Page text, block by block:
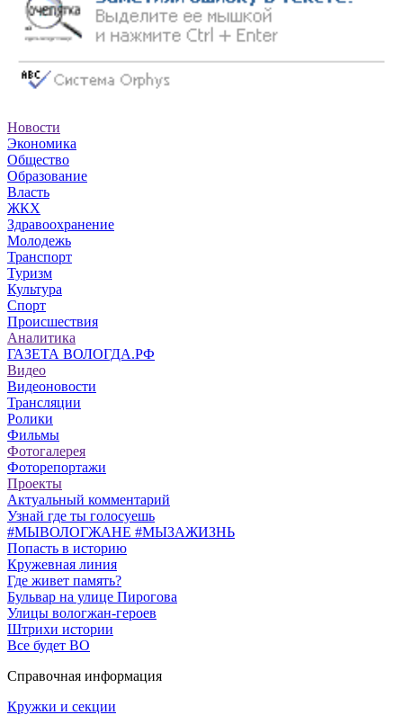
Новости
Экономика
Общество
Образование
Власть
ЖКХ
Здравоохранение
Молодежь
Транспорт
Туризм
Культура
Спорт
Происшествия
Аналитика
ГАЗЕТА ВОЛОГДА.РФ
Видео
Видеоновости
Трансляции
Ролики
Фильмы
Фотогалерея
Фоторепортажи
Проекты
Актуальный комментарий
Узнай где ты голосуешь
#МЫВОЛОГЖАНЕ #МЫЗАЖИЗНЬ
Попасть в историю
Кружевная линия
Где живет память?
Бульвар на улице Пирогова
Улицы вологжан-героев
Штрихи истории
Все будет ВО
Справочная информация
Кружки и секции